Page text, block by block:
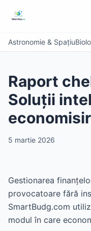
Astronomie & Spațiu
Raport
Soluții
5 martie 2026
Gestionarea
provocatoare fără
SmartBudg.com
modul în care